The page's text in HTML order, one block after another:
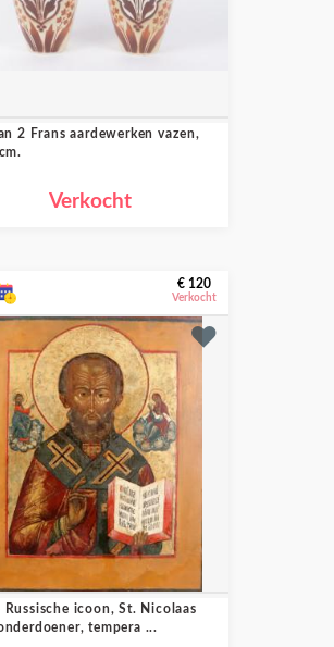
2 Frans aardewerken vazen,
Verkocht
€ 120
Verkocht
Russische icoon, St. Nicolaas
tempera ...